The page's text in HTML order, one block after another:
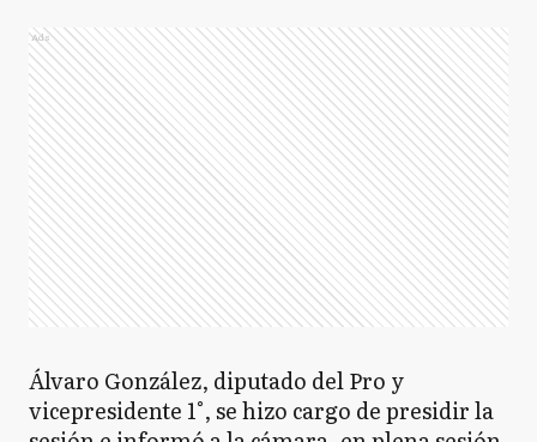
Ads
Álvaro González, diputado del Pro y
vicepresidente 1°, se hizo cargo de presidir la